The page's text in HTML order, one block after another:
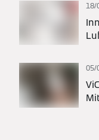
18/
05/